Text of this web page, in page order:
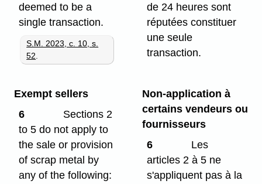
deemed to be a
single transaction.
S.M. 2023, c. 10, s.
52
de 24 heures sont
réputées constituer
une seule
transaction.
Exempt sellers
6
Sections 2
to 5 do not apply to
the sale or provision
of scrap metal by
any of the following:
Non-application à
certains vendeurs ou
fournisseurs
6
Les
articles 2 à 5 ne
s'appliquent pas à la